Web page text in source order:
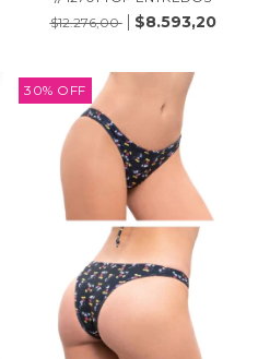
$12.276,00
$8.593,20
30% OFF